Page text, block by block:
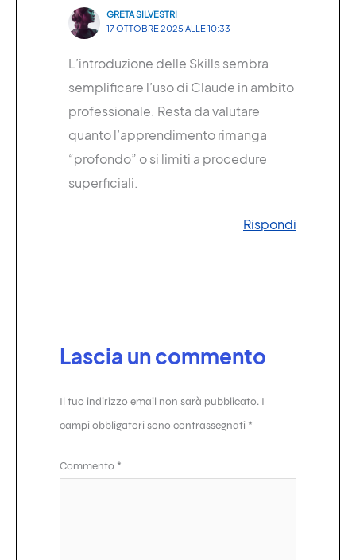
GRETA SILVESTRI
17 OTTOBRE 2025 ALLE 10:33
L’introduzione delle Skills sembra
semplificare l’uso di Claude in ambito
professionale. Resta da valutare
quanto l’apprendimento rimanga
“profondo” o si limiti a procedure
superficiali.
Rispondi
Lascia un commento
Il tuo indirizzo email non sarà pubblicato. I
campi obbligatori sono contrassegnati *
Commento *